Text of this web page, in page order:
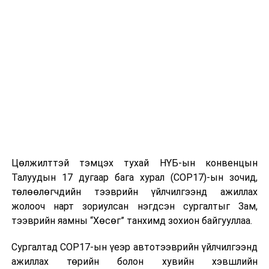
Орон сууцны үнэ өссөн байна
Цөлжилттэй тэмцэх тухай НҮБ-ын конвенцын
Талуудын 17 дугаар бага хурал (COP17)-ын зочид,
төлөөлөгчдийн тээврийн үйлчилгээнд ажиллах
жолооч нарт зориулсан нэгдсэн сургалтыг Зам,
тээврийн яамны “Хөсөг” танхимд зохион байгууллаа.
Сургалтад COP17-ын үеэр автотээврийн үйлчилгээнд
ажиллах төрийн болон хувийн хэвшлийн